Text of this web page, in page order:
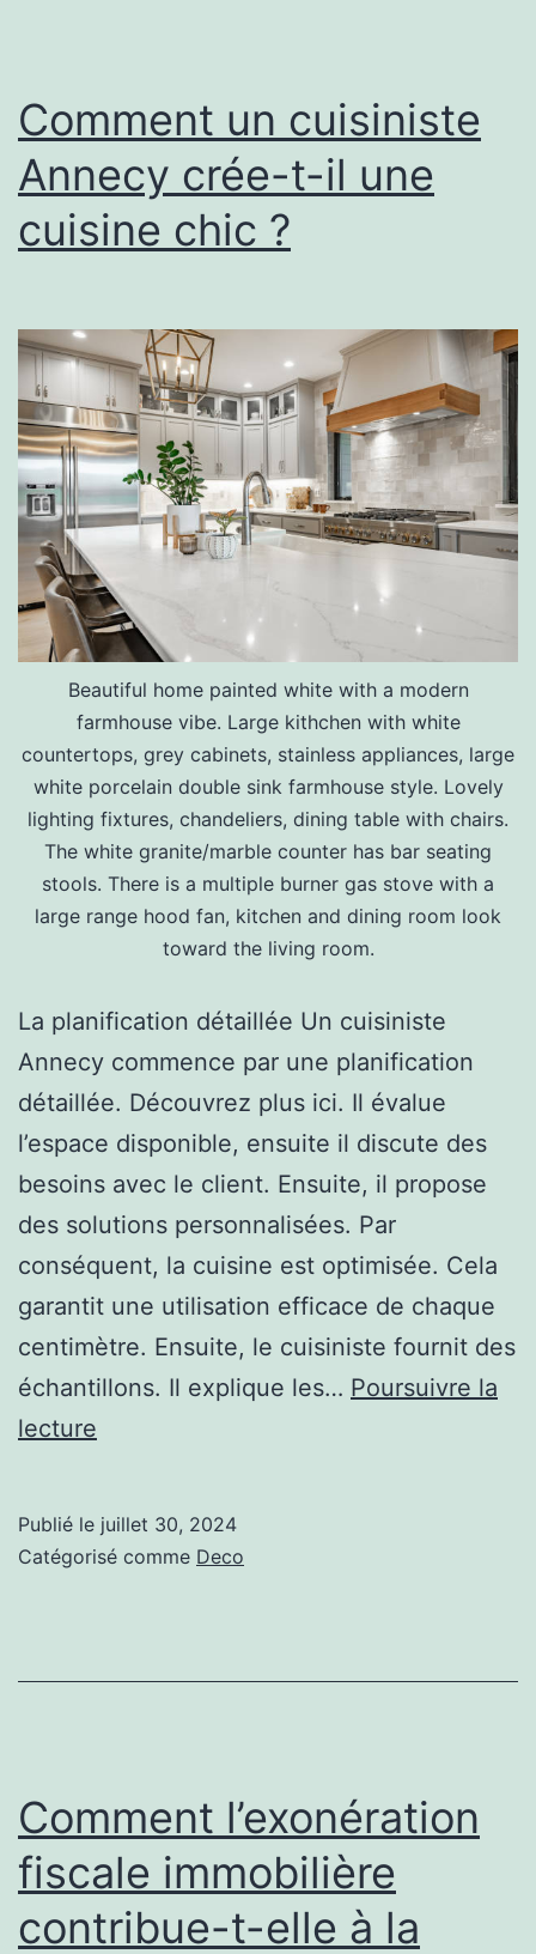
?
Comment un cuisiniste
Annecy crée-t-il une
cuisine chic ?
Beautiful home painted white with a modern
farmhouse vibe. Large kithchen with white
countertops, grey cabinets, stainless appliances, large
white porcelain double sink farmhouse style. Lovely
lighting fixtures, chandeliers, dining table with chairs.
The white granite/marble counter has bar seating
stools. There is a multiple burner gas stove with a
large range hood fan, kitchen and dining room look
toward the living room.
La planification détaillée Un cuisiniste
Annecy commence par une planification
détaillée. Découvrez plus ici. Il évalue
l’espace disponible, ensuite il discute des
besoins avec le client. Ensuite, il propose
des solutions personnalisées. Par
conséquent, la cuisine est optimisée. Cela
garantit une utilisation efficace de chaque
centimètre. Ensuite, le cuisiniste fournit des
échantillons. Il explique les… Poursuivre la
lecture
Annecy
?
Publié le juillet 30, 2024
Catégorisé comme Deco
Comment l’exonération
fiscale immobilière
contribue-t-elle à la